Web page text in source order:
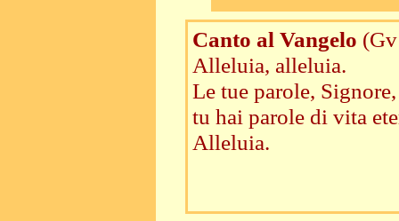
Canto al Vangelo
Alleluia, alleluia.
Le tue parole,
tu hai parole di vita
Alleluia.